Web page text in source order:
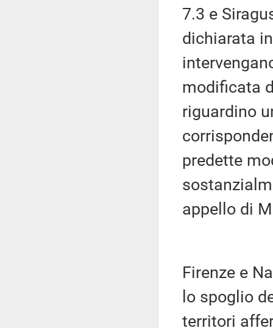
7.3 e
dichiarata
modificata
riguardino
predette
appello di
Firenze e
lo spoglio
territori